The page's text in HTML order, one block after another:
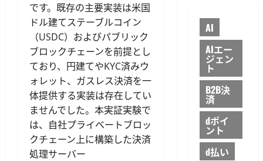
です。既存の主要実装は米国
ドル建てステーブルコイン
（USDC）およびパブリック
ブロックチェーンを前提とし
ており、円建てやKYC済みウ
ォレット、ガスレス決済を一
体提供する実装は存在してい
ませんでした。本実証実験で
は、自社プライベートブロッ
クチェーン上に構築した決済
処理サーバー
AI
AIエー
ジェン
ト
B2B決
済
dポイ
ント
d払い